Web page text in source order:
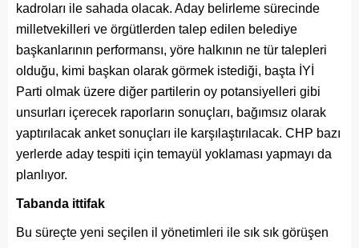
kadroları ile sahada olacak. Aday belirleme sürecinde
milletvekilleri ve örgütlerden talep edilen belediye
başkanlarının performansı, yöre halkının ne tür talepleri
olduğu, kimi başkan olarak görmek istediği, başta İYİ
Parti olmak üzere diğer partilerin oy potansiyelleri gibi
unsurları içerecek raporların sonuçları, bağımsız olarak
yaptırılacak anket sonuçları ile karşılaştırılacak. CHP bazı
yerlerde aday tespiti için temayül yoklaması yapmayı da
planlıyor.
Tabanda ittifak
Bu süreçte yeni seçilen il yönetimleri ile sık sık görüşen